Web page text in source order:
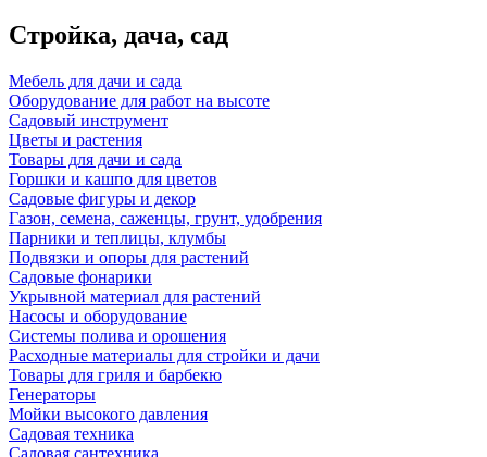
Стройка, дача, сад
Мебель для дачи и сада
Оборудование для работ на высоте
Садовый инструмент
Цветы и растения
Товары для дачи и сада
Горшки и кашпо для цветов
Садовые фигуры и декор
Газон, семена, саженцы, грунт, удобрения
Парники и теплицы, клумбы
Подвязки и опоры для растений
Садовые фонарики
Укрывной материал для растений
Насосы и оборудование
Системы полива и орошения
Расходные материалы для стройки и дачи
Товары для гриля и барбекю
Генераторы
Мойки высокого давления
Садовая техника